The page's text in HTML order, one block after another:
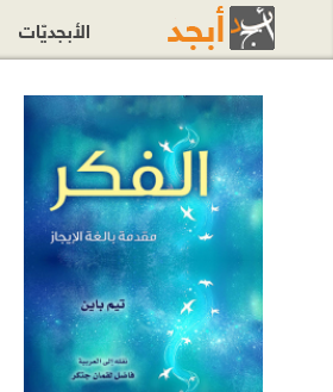
الأبجديّات